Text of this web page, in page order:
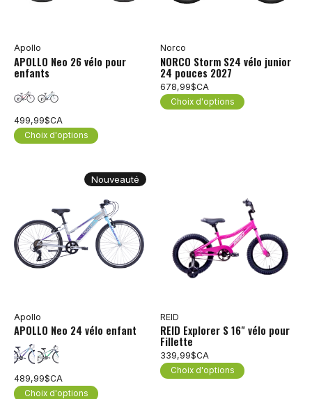
Apollo
APOLLO Neo 26 vélo pour
enfants
499,99$CA
Choix d'options
Norco
NORCO Storm S24 vélo junior
24 pouces 2027
678,99$CA
Choix d'options
Nouveauté
Apollo
APOLLO Neo 24 vélo enfant
489,99$CA
Choix d'options
REID
REID Explorer S 16" vélo pour
Fillette
339,99$CA
Choix d'options